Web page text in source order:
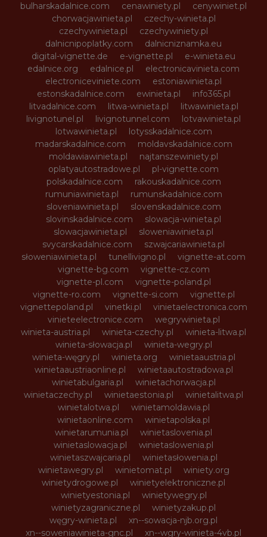
bulharskadalnice.com
cenawiniety.pl
cenywiniet.pl
chorwacjawinieta.pl
czechy-winieta.pl
czechywinieta.pl
czechywiniety.pl
dalnicnipoplatky.com
dalnicniznamka.eu
digital-vignette.de
e-vignette.pl
e-winieta.eu
edalnice.org
edalnice.pl
electronicavinieta.com
electroniceviniete.com
estoniawinieta.pl
estonskadalnice.com
ewinieta.pl
info365.pl
litvadalnice.com
litwa-winieta.pl
litwawinieta.pl
livignotunel.pl
livignotunnel.com
lotvawinieta.pl
lotwawinieta.pl
lotysskadalnice.com
madarskadalnice.com
moldavskadalnice.com
moldawiawinieta.pl
najtanszewiniety.pl
oplatyautostradowe.pl
pl-vignette.com
polskadalnice.com
rakouskadalnice.com
rumuniawinieta.pl
rumunskadalnice.com
sloveniawinieta.pl
slovenskadalnice.com
slovinskadalnice.com
slowacja-winieta.pl
slowacjawinieta.pl
sloweniawinieta.pl
svycarskadalnice.com
szwajcariawinieta.pl
słoweniawinieta.pl
tunellivigno.pl
vignette-at.com
vignette-bg.com
vignette-cz.com
vignette-pl.com
vignette-poland.pl
vignette-ro.com
vignette-si.com
vignette.pl
vignettepoland.pl
vinetki.pl
vinietaelectronica.com
vinieteelectronice.com
wegrywinieta.pl
winieta-austria.pl
winieta-czechy.pl
winieta-litwa.pl
winieta-słowacja.pl
winieta-wegry.pl
winieta-węgry.pl
winieta.org
winietaaustria.pl
winietaaustriaonline.pl
winietaautostradowa.pl
winietabulgaria.pl
winietachorwacja.pl
winietaczechy.pl
winietaestonia.pl
winietalitwa.pl
winietalotwa.pl
winietamoldawia.pl
winietaonline.com
winietapolska.pl
winietarumunia.pl
winietaslovenia.pl
winietaslowacja.pl
winietaslowenia.pl
winietaszwajcaria.pl
winietasłowenia.pl
winietawegry.pl
winietomat.pl
winiety.org
winietydrogowe.pl
winietyelektroniczne.pl
winietyestonia.pl
winietywegry.pl
winietyzagraniczne.pl
winietyzakup.pl
węgry-winieta.pl
xn--sowacja-njb.org.pl
xn--soweniawinieta-gnc.pl
xn--wgry-winieta-4vb.pl